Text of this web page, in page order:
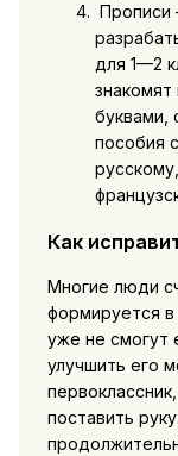
Прописи
для 1—2
буквами,
пособия
Как
Многие люди
формируется
уже не смогут
улучшить его
поставить